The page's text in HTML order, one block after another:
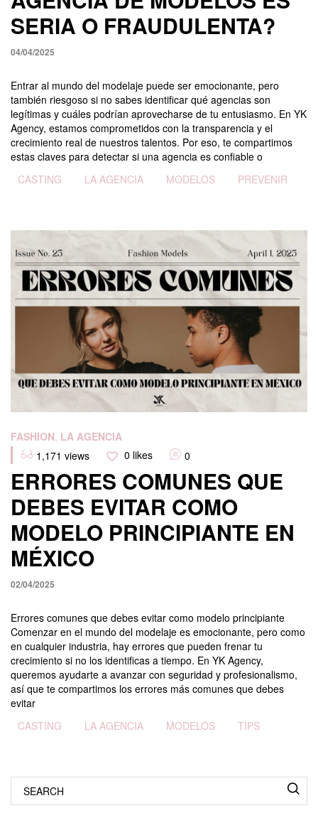
SERIA O FRAUDULENTA?
04/04/2025
Entrar al mundo del modelaje puede ser emocionante, pero
también riesgoso si no sabes identificar qué agencias son
legítimas y cuáles podrían aprovecharse de tu entusiasmo. En YK
Agency, estamos comprometidos con la transparencia y el
crecimiento real de nuestros talentos. Por eso, te compartimos
estas claves para detectar si una agencia es confiable o
Tags
CASTING LA AGENCIA MODELOS PREVENIR
Categories
FASHION, LA AGENCIA
0
0 likes
1,171 views
ERRORES COMUNES QUE
DEBES EVITAR COMO
MODELO PRINCIPIANTE EN
MÉXICO
02/04/2025
Errores comunes que debes evitar como modelo principiante
Comenzar en el mundo del modelaje es emocionante, pero como
en cualquier industria, hay errores que pueden frenar tu
crecimiento si no los identificas a tiempo. En YK Agency,
queremos ayudarte a avanzar con seguridad y profesionalismo,
así que te compartimos los errores más comunes que debes
evitar
Tags
CASTING LA AGENCIA MODELOS TIPS
for: